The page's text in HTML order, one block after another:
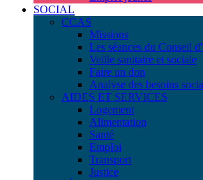
SOCIAL
CCAS
Missions
Les séances du Conseil
Veille sanitaire et sociale
Faire un don
Analyse des besoins
AIDES ET SERVICES
Logement
Alimentation
Santé
Emploi
Transport
Justice